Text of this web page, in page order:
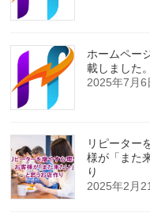
ホームペ
載しました。
2025年7月6
リピーター
様が「また
り
2025年2月